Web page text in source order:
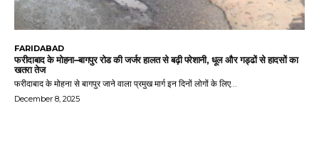
FARIDABAD
फरीदाबाद के मोहना–बागपुर रोड की जर्जर हालत से बढ़ी परेशानी, धूल और गड्ढों से हादसों का
खतरा तेज
फरीदाबाद के मोहना से बागपुर जाने वाला प्रमुख मार्ग इन दिनों लोगों के लिए...
December 8, 2025